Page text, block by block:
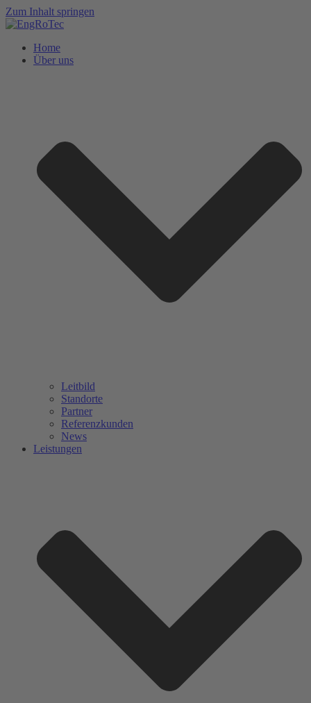
Zum Inhalt springen
Home
Über uns
Leitbild
Standorte
Partner
Referenzkunden
News
Leistungen